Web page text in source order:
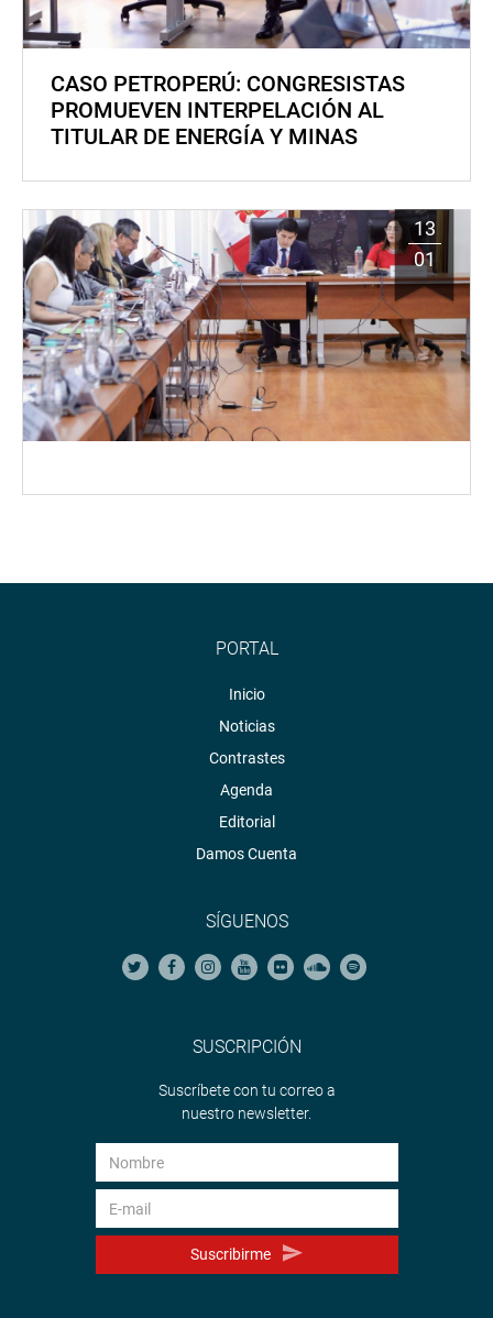
CASO PETROPERÚ: CONGRESISTAS
PROMUEVEN INTERPELACIÓN AL
TITULAR DE ENERGÍA Y MINAS
13
01
PORTAL
Inicio
Noticias
Contrastes
Agenda
Editorial
Damos Cuenta
SÍGUENOS
SUSCRIPCIÓN
Suscríbete con tu correo a
nuestro newsletter.
Suscribirme